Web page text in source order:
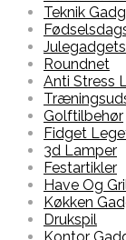
Teknik
Julegadgets
Roundnet
Anti Stress
Golftilbehør
Fidget
3d Lamper
Festartikler
Have Og
Køkken
Drukspil